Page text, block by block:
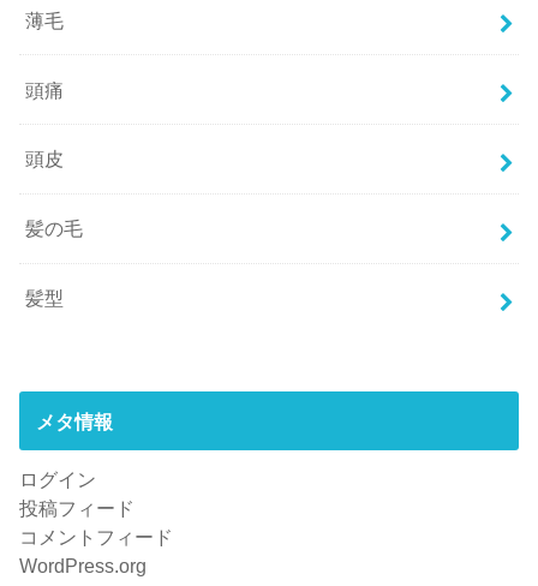
薄毛
頭痛
頭皮
髪の毛
髪型
メタ情報
ログイン
投稿フィード
コメントフィード
WordPress.org